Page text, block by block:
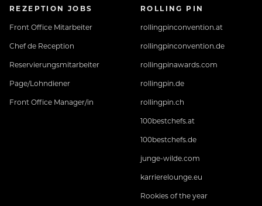
Bezahlung laut Kollektiv – Bereitschaft zur
und vieles mehr findest du hier:
https://www.neuhaus-zillertal.com/specials/karriere/
Interessiert? Dann zeig uns dein Potential und
Zusendung deiner vollständigen
Bewerbungsunterlagen per E-Mail an
j.moigg@neuhaus-zillertal.com oder
REZEPTION JOBS
Front Office Mitarbeiter
Chef de Reception
Reservierungsmitarbeiter
Page/Lohndiener
Front Office Manager/in
ROLLING PIN
rollingpinconvention.at
rollingpinconvention.de
rollingpinawards.com
rollingpin.de
rollingpin.ch
100bestchefs.at
100bestchefs.de
junge-wilde.com
karrierelounge.eu
Rookies of the year